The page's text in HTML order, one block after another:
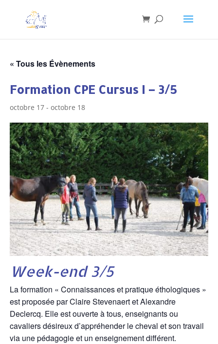
« Tous les Évènements
Formation CPE Cursus I – 3/5
octobre 17 - octobre 18
Week-end 3/5
La formation « Connaissances et pratique éthologiques »
est proposée par Claire Stevenaert et Alexandre
Declercq. Elle est ouverte à tous, enseignants ou
cavaliers désireux d’appréhender le cheval et son travail
via une pédagogie et un enseignement différent.